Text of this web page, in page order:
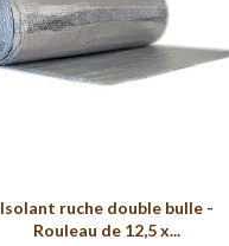
Isolant ruche double bulle -
Rouleau de 12,5 x...